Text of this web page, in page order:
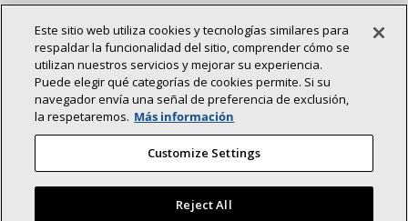
Sala de prensa
Conéctese con nosotros:
©2026 Lennox International Inc.
Este sitio web utiliza cookies y tecnologías similares para
respaldar la funcionalidad del sitio, comprender cómo se
utilizan nuestros servicios y mejorar su experiencia.
Puede elegir qué categorías de cookies permite. Si su
navegador envía una señal de preferencia de exclusión,
la respetaremos. Más información
Customize Settings
Reject All